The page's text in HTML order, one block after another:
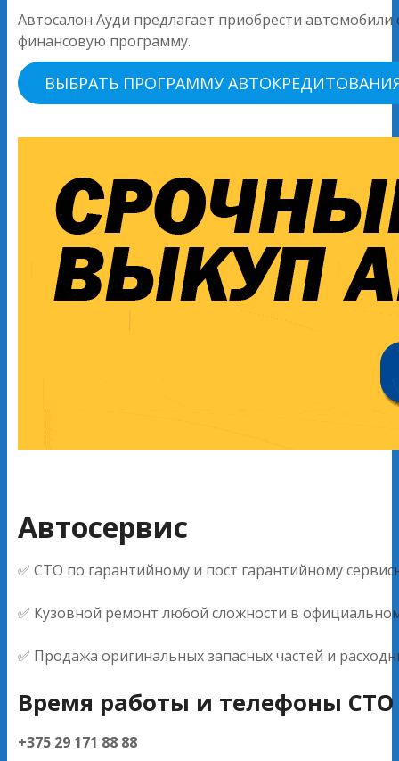
Автосалон Ауди предлагает приобрести
финансовую программу.
ВЫБРАТЬ ПРОГРАММУ
Автосервис
✅ СТО по гарантийному и пост гарантийному
✅ Кузовной ремонт любой сложности в
✅ Продажа оригинальных запасных частей и
Время работы и телефоны СТО
+375 29 171 88 88